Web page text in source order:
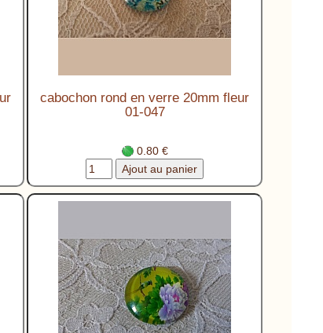
cabochon rond en verre 20mm fleur
01-047
0.80 €